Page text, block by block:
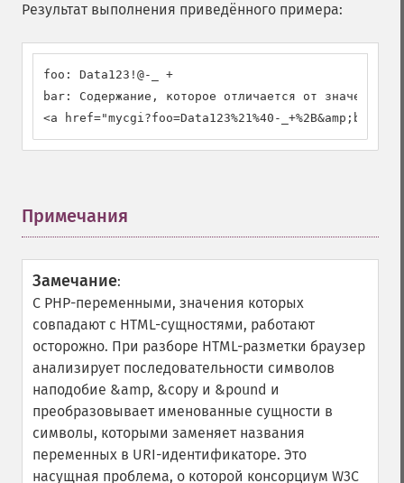
Результат выполнения приведённого примера:
foo: Data123!@-_ +
bar: Содержание, которое отличается от значения
<a href="mycgi?foo=Data123%21%40-
Примечания
Замечание:
С PHP-переменными, значения которых
совпадают с HTML-сущностями, работают
осторожно. При разборе HTML-разметки браузер
анализирует последовательности символов
наподобие &amp, &copy и &pound и
преобразовывает именованные сущности в
символы, которыми заменяет названия
переменных в URI-идентификаторе. Это
насущная проблема, о которой консорциум W3C